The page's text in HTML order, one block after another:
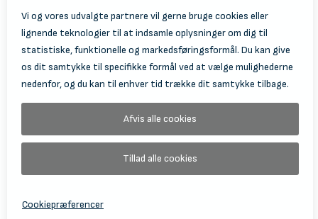
© 2026 Holbæk Kulturskole
Information Om Behandling Af Personoplysninger